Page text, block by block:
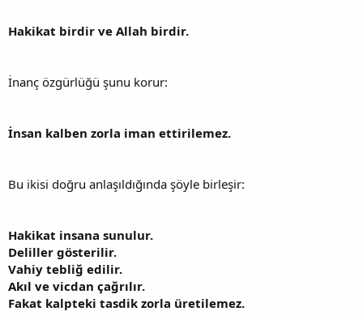
Hakikat birdir ve Allah birdir.
İnanç özgürlüğü şunu korur:
İnsan kalben zorla iman ettirilemez.
Bu ikisi doğru anlaşıldığında şöyle birleşir:
Hakikat insana sunulur.
Deliller gösterilir.
Vahiy tebliğ edilir.
Akıl ve vicdan çağrılır.
Fakat kalpteki tasdik zorla üretilemez.